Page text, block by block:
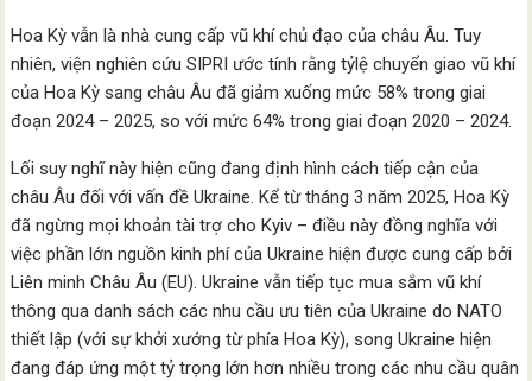
Hoa Kỳ vẫn là nhà cung cấp vũ khí chủ đạo của châu Âu. Tuy
nhiên, viện nghiên cứu SIPRI ước tính rằng tỷlệ chuyển giao vũ khí
của Hoa Kỳ sang châu Âu đã giảm xuống mức 58% trong giai
đoạn 2024 – 2025, so với mức 64% trong giai đoạn 2020 – 2024.
Lối suy nghĩ này hiện cũng đang định hình cách tiếp cận của
châu Âu đối với vấn đề Ukraine. Kể từ tháng 3 năm 2025, Hoa Kỳ
đã ngừng mọi khoản tài trợ cho Kyiv – điều này đồng nghĩa với
việc phần lớn nguồn kinh phí của Ukraine hiện được cung cấp bởi
Liên minh Châu Âu (EU). Ukraine vẫn tiếp tục mua sắm vũ khí
thông qua danh sách các nhu cầu ưu tiên của Ukraine do NATO
thiết lập (với sự khởi xướng từ phía Hoa Kỳ), song Ukraine hiện
đang đáp ứng một tỷ trọng lớn hơn nhiều trong các nhu cầu quân